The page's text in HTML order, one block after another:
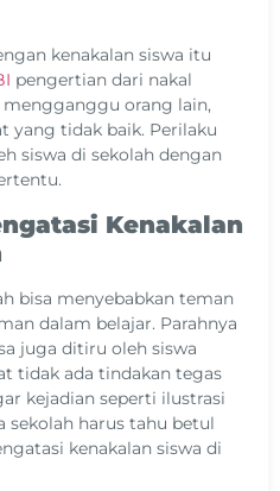
kenakalan siswa itu
pengertian dari nakal
orang lain,
yang tidak baik. Perilaku
siswa di sekolah dengan
Kenakalan
bisa menyebabkan teman
dalam belajar. Parahnya
juga ditiru oleh siswa
tidak ada tindakan tegas
kejadian seperti ilustrasi
sekolah harus tahu betul
kenakalan siswa di